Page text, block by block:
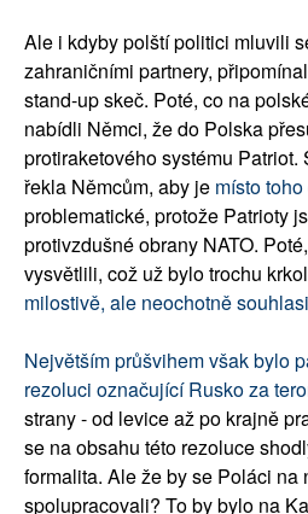
Ale i kdyby polští politici mluvili
zahraničními partnery,
stand-up skeč. Poté, co na
nabídli Němci, že do Polska
protiraketového systému
řekla Němcům, aby je místo
problematické, protože Patrioty
protivzdušné obrany NATO.
vysvětlili, což už bylo trochu
milostivě, ale neochotně
Největším průšvihem však bylo
rezoluci označující Rusko za
strany - od levice až po krajně
se na obsahu této rezoluce
formalita. Ale že by se Poláci na
spolupracovali? To by bylo na